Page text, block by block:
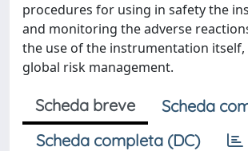
procedures for using in safety the
and monitoring the adverse
the use of the instrumentation itself,
global risk management.
Scheda breve
Scheda
Scheda completa (DC)